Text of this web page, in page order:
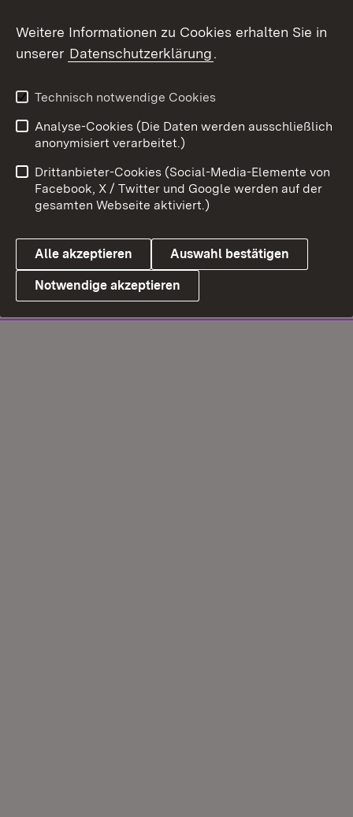
Weitere Informationen zu Cookies erhalten Sie in
unserer Datenschutzerklärung.
Technisch notwendige Cookies
Analyse-Cookies (Die Daten werden ausschließlich
anonymisiert verarbeitet.)
Drittanbieter-Cookies (Social-Media-Elemente von
Facebook, X / Twitter und Google werden auf der
gesamten Webseite aktiviert.)
Alle akzeptieren Auswahl bestätigen
Notwendige akzeptieren